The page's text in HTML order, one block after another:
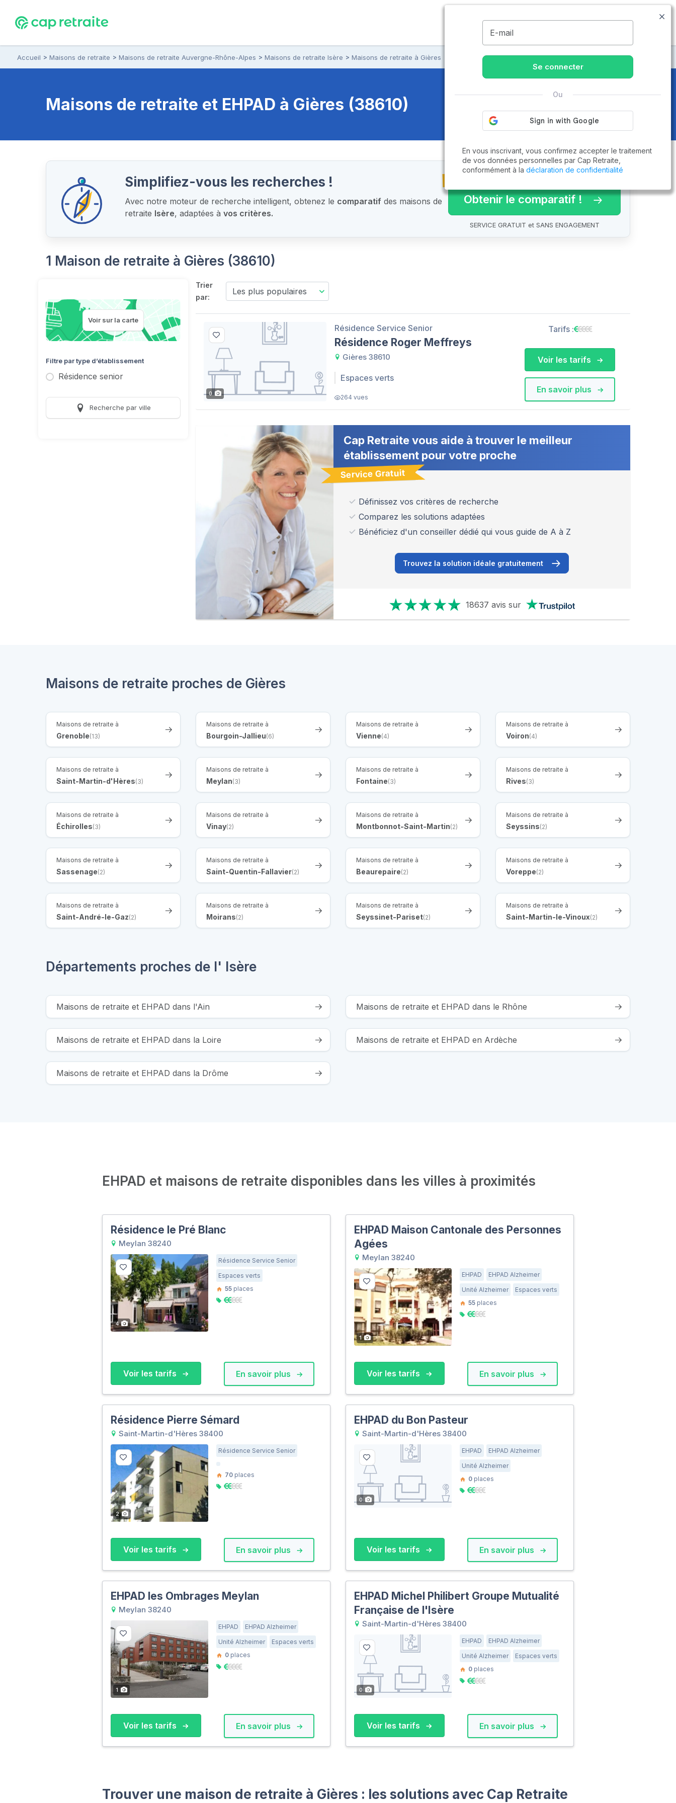
09.74.59.59.57
Accueil Maisons de retraite Maisons de retraite Auvergne-Rhône-Alpes Maisons de retraite Isère Maisons de retraite à Gières
Maisons de retraite et EHPAD à Gières (38610)
Simplifiez-vous les recherches !
Avec notre moteur de recherche intelligent, obtenez le comparatifdes maisons de
retraite Isère, adaptées à vos critères.
Obtenir le comparatif !
SERVICE GRATUIT et SANS ENGAGEMENT
1 Maison de retraite à Gières (38610)
Voir sur la carte
Filtre par type d’établissement
Résidence senior
Recherche par ville
Trier
par:
Résidence Service Senior
Résidence Roger Meffreys
Gières 38610
Espaces verts
264 vues
0
Tarifs :
En savoir plus
Voir les tarifs
Cap Retraite vous aide à trouver le meilleur
établissement pour votre proche
Service Gratuit
Définissez vos critères de recherche
Comparez les solutions adaptées
Bénéficiez d'un conseiller dédié qui vous guide de A à Z
Trouvez la solution idéale gratuitement
18637 avis sur
Maisons de retraite proches de Gières
Maisons de retraite à
Grenoble(13)
Maisons de retraite à
Bourgoin-Jallieu(6)
Maisons de retraite à
Vienne(4)
Maisons de retraite à
Voiron(4)
Maisons de retraite à
Saint-Martin-d'Hères(3)
Maisons de retraite à
Meylan(3)
Maisons de retraite à
Fontaine(3)
Maisons de retraite à
Rives(3)
Maisons de retraite à
Échirolles(3)
Maisons de retraite à
Vinay(2)
Maisons de retraite à
Montbonnot-Saint-Martin(2)
Maisons de retraite à
Seyssins(2)
Maisons de retraite à
Sassenage(2)
Maisons de retraite à
Saint-Quentin-Fallavier(2)
Maisons de retraite à
Beaurepaire(2)
Maisons de retraite à
Voreppe(2)
Maisons de retraite à
Saint-André-le-Gaz(2)
Maisons de retraite à
Moirans(2)
Maisons de retraite à
Seyssinet-Pariset(2)
Maisons de retraite à
Saint-Martin-le-Vinoux(2)
Départements proches de l' Isère
Maisons de retraite et EHPAD dans l'Ain Maisons de retraite et EHPAD dans le Rhône
Maisons de retraite et EHPAD dans la Loire Maisons de retraite et EHPAD en Ardèche
Maisons de retraite et EHPAD dans la Drôme
EHPAD et maisons de retraite disponibles dans les villes à proximités
Résidence le Pré Blanc
Meylan 38240
4
Résidence Service Senior
Espaces verts
55places
Voir les tarifs En savoir plus
EHPAD Maison Cantonale des Personnes
Agées
Meylan 38240
1
EHPAD
EHPAD Alzheimer
Unité Alzheimer
Espaces verts
55 places
Voir les tarifs En savoir plus
Résidence Pierre Sémard
Saint-Martin-d'Hères 38400
2
Résidence Service Senior
70places
Voir les tarifs En savoir plus
EHPAD du Bon Pasteur
Saint-Martin-d'Hères 38400
0
EHPAD
EHPAD Alzheimer
Unité Alzheimer
0 places
Voir les tarifs En savoir plus
EHPAD les Ombrages Meylan
Meylan 38240
1
EHPAD
EHPAD Alzheimer
Unité Alzheimer
Espaces verts
0places
Voir les tarifs En savoir plus
EHPAD Michel Philibert Groupe Mutualité
Française de l'Isère
Saint-Martin-d'Hères 38400
0
EHPAD
EHPAD Alzheimer
Unité Alzheimer
Espaces verts
0 places
Voir les tarifs En savoir plus
Trouver une maison de retraite à Gières : les solutions avec Cap Retraite
E-mail
Se connecter
Ou
En vous inscrivant, vous confirmez accepter le traitement
de vos données personnelles par Cap Retraite,
conformément à la déclaration de confidentialité